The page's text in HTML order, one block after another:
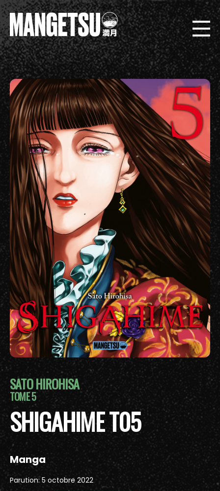
SATO HIROHISA
TOME 5
SHIGAHIME T05
Manga
Parution: 5 octobre 2022